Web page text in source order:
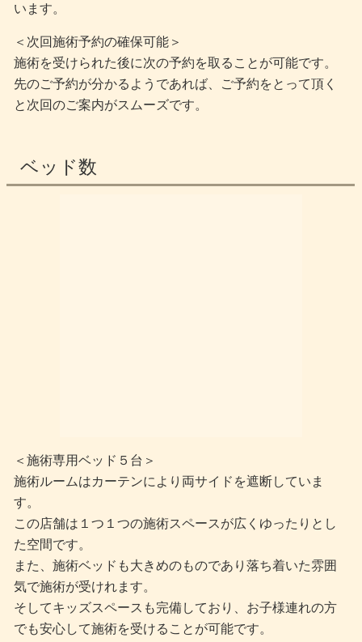
います。
＜次回施術予約の確保可能＞
施術を受けられた後に次の予約を取ることが可能です。
先のご予約が分かるようであれば、ご予約をとって頂く
と次回のご案内がスムーズです。
ベッド数
＜施術専用ベッド５台＞
施術ルームはカーテンにより両サイドを遮断していま
す。
この店舗は１つ１つの施術スペースが広くゆったりとし
た空間です。
また、施術ベッドも大きめのものであり落ち着いた雰囲
気で施術が受けれます。
そしてキッズスペースも完備しており、お子様連れの方
でも安心して施術を受けることが可能です。